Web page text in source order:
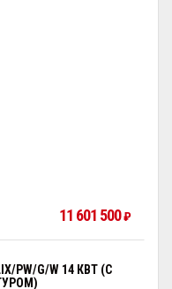
11 601 500₽
PW/G/W 14 КВТ (С